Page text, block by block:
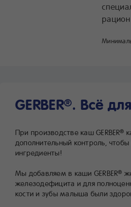
GERBER®. Всё
При производстве каш GERBER®
дополнительный контроль, чтобы
ингредиенты!
Мы добавляем в каши GERBER®
железодефицита и для
кости и зубы малыша были